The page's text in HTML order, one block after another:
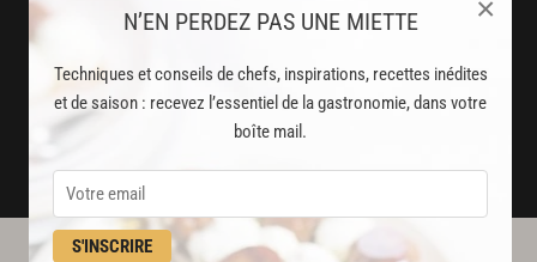
N’EN PERDEZ PAS UNE MIETTE
Techniques et conseils de chefs, inspirations, recettes inédites
et de saison : recevez l’essentiel de la gastronomie, dans votre
boîte mail.
S'INSCRIRE
×
Stop pub
JE M'ABONNE
DÉJÀ ABONNÉ(E) ? JE ME CONNECTE